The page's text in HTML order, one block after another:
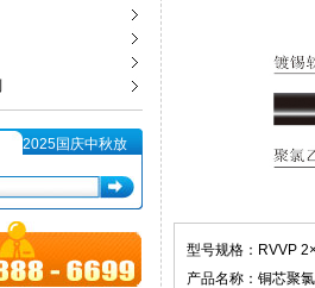
2025国庆中秋放
型号规格：RVVP
产品名称：铜芯聚